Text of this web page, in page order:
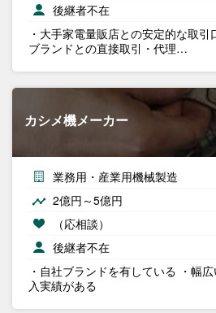
後継者不在
・大手家電量販店との安定的な取
ブランドとの直接取引・代理…
カシメ機メーカー
業務用・産業用機械製造
2億円～5億円
（応相談）
後継者不在
・自社ブランドを有している ・幅
入実績がある